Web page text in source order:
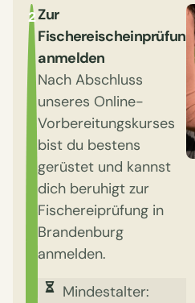
2Zur
Fischereischeinprüfung
anmelden
Nach Abschluss
unseres Online-
Vorbereitungskurses
bist du bestens
gerüstet und kannst
dich beruhigt zur
Fischereiprüfung in
Brandenburg
anmelden.
Mindestalter: